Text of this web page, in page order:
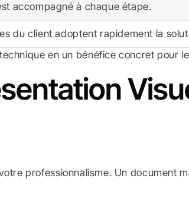
accompagné à chaque étape.
du client adoptent rapidement la
en un bénéfice concret pour
professionnalisme. Un document